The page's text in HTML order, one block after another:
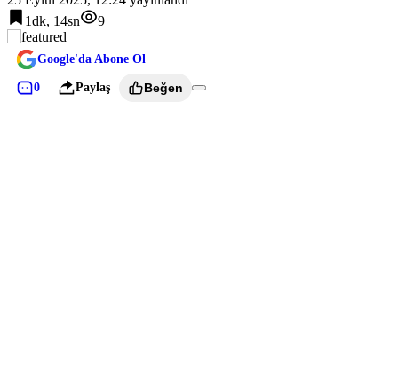
1dk, 14sn
9
Google'da Abone Ol
0 Paylaş Beğen